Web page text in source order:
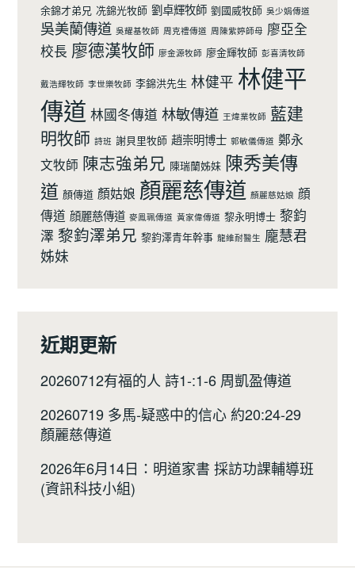
余錦才弟兄 冼錦光牧師 劉卓輝牧師 劉國威牧師 吳少娟傳道
吳美蘭傳道 吳耀基牧師 周克禮傳道 周陳紫婷師母 廖亞全
校長 廖德漢牧師 廖金源牧師 廖金輝牧師 彭喜清牧師
戴浩輝牧師 李世樂牧師 李錦洪先生 林健平 林健平
傳道 林國冬傳道 林敏傳道 王煒業牧師 藍建
明牧師 詩班 謝貝里牧師 趙崇明博士 郭敏儀傳道 鄭永
文牧師 陳志強弟兄 陳瑞蘭姊妹 陳秀美傳
道 顏傳道 顏姑娘 顏麗慈傳道 顏麗慈姑娘 顔
傳道 顔麗慈傳道 麥鳯珮傳道 黃家偉傳道 黎永明博士 黎鈞
澤 黎鈞澤弟兄 黎鈞澤青年幹事 龍維耐醫生 龐慧君
姊妹
近期更新
20260712有福的人 詩1-:1-6 周凱盈傳道
20260719 多馬-疑惑中的信心 約20:24-29
顏麗慈傳道
2026年6月14日：明道家書 採訪功課輔導班
(資訊科技小組)